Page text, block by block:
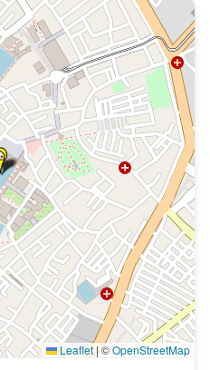
Leaflet |©OpenStreetMap